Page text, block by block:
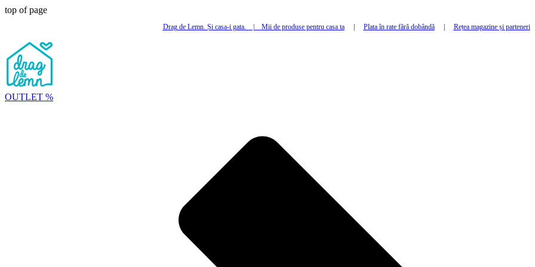
top of page
Drag de Lemn. Și casa-i gata. Mii de produse pentru casa ta| Plata în rate fără dobândă| Rețea magazine și parteneri
OUTLET %